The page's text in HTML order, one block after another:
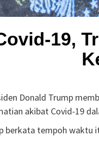
19,
Donald Trump
akibat Covid-19
berkata tempoh waktu